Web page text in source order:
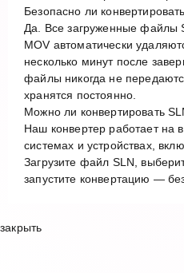
Безопасно ли
Да. Все загруженные файлы
MOV автоматически
несколько минут после
файлы никогда не
хранятся постоянно.
Можно ли конвертировать
Наш конвертер работает на
системах и устройствах,
Загрузите файл SLN,
запустите конвертацию —
закрыть